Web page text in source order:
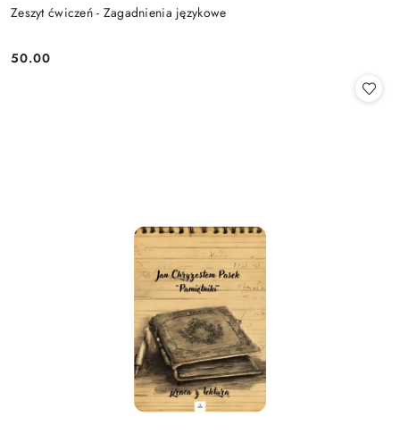
Zeszyt ćwiczeń - Zagadnienia językowe
Cena:
50.00